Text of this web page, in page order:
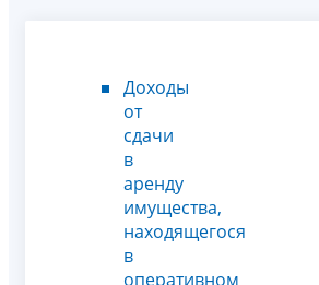
Доходы
от
сдачи
в
аренду
имущества,
находящегося
в
оперативном